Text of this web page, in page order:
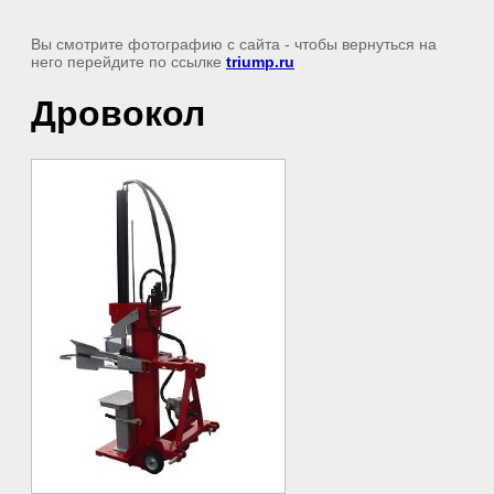
Вы смотрите фотографию с сайта - чтобы вернуться на
него перейдите по ссылке triump.ru
Дровокол